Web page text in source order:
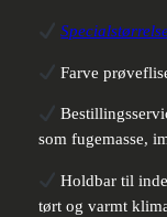
Farve
som fugemasse,
Holdbar til
tørt og varmt